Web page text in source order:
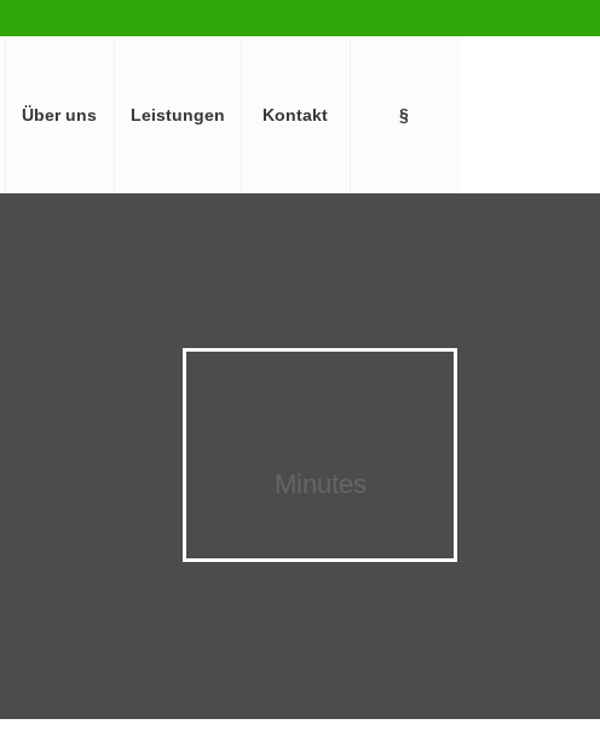
Über uns Leistungen Kontakt §
Minutes